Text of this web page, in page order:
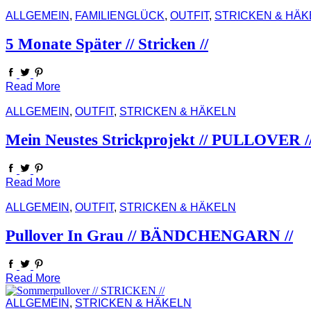
ALLGEMEIN , FAMILIENGLÜCK, OUTFIT, STRICKEN &
5 Monate Später // Stricken //
Read More
ALLGEMEIN , OUTFIT, STRICKEN & HÄKELN
Mein Neustes Strickprojekt // PULLOVER
Read More
ALLGEMEIN , OUTFIT, STRICKEN & HÄKELN
Pullover In Grau // BÄNDCHENGARN //
Read More
ALLGEMEIN , STRICKEN & HÄKELN